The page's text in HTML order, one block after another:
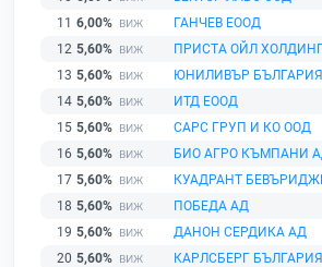
11 6,00%
ГАНЧЕВ ЕООД
12 5,60%
ПРИСТА ОЙЛ
13 5,60%
ЮНИЛИВЪР
14 5,60%
ИТД ЕООД
15 5,60%
САРС ГРУП И КО ООД
16 5,60%
БИО АГРО КЪМПАНИ
17 5,60%
КУАДРАНТ
18 5,60%
ПОБЕДА АД
19 5,60%
ДАНОН СЕРДИКА АД
20 5,60%
КАРЛСБЕРГ